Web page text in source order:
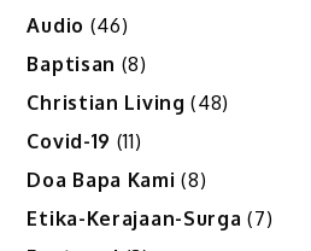
Audio (46)
Baptisan (8)
Christian Living (48)
Covid-19 (11)
Doa Bapa Kami (8)
Etika-Kerajaan-Surga (7)